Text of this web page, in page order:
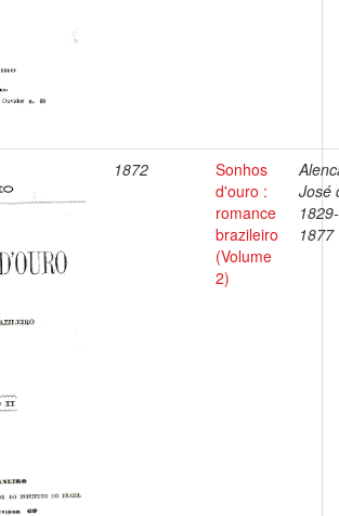
1872
Sonhos
d'ouro :
romance
brazileiro
(Volume
2)
José
1829-
1877